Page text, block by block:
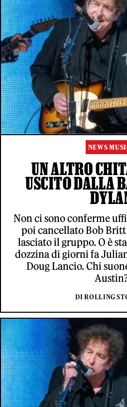
NEWS
UN ALTRO
USCITO DALLA
Non ci sono conferme
poi cancellato Bob
lasciato il gruppo. O è
dozzina di giorni fa
Doug Lancio. Chi
DI ROLLING